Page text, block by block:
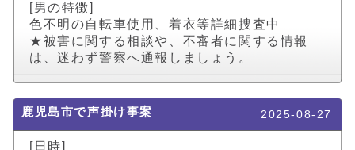
[男の特徴]
色不明の自転車使用、着衣等詳細捜査中
★被害に関する相談や、不審者に関する情報
は、迷わず警察へ通報しましょう。
鹿児島市で声掛け事案 2025-08-27
[日時]